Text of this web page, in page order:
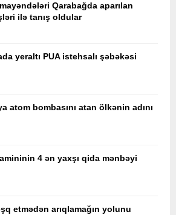
Qarabağda aparılan
ilə tanış oldular
yeraltı PUA istehsalı şəbəkəsi
atom bombasını atan ölkənin adını
4 ən yaxşı qida mənbəyi
etmədən arıqlamağın yolunu